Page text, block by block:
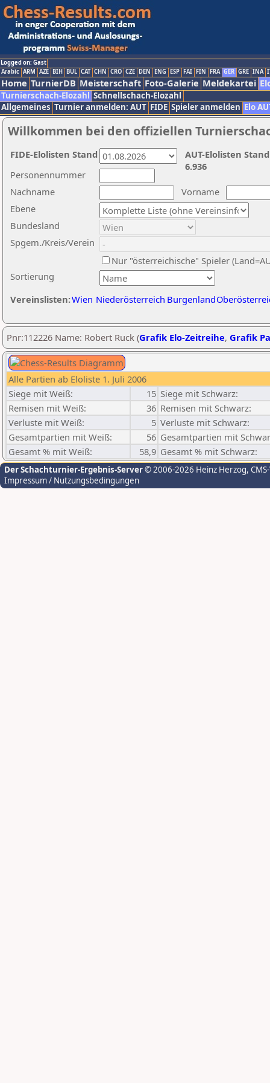
Logged on: Gast
Arabic ARM AZE BIH BUL CAT CHN CRO CZE DEN ENG ESP FAI FIN FRA GER GRE INA
Home TurnierDB Meisterschaft Foto-Galerie Meldekartei
Turnierschach-Elozahl Schnellschach-Elozahl
Allgemeines Turnier anmelden: AUT FIDE Spieler anmelden Elo
Willkommen bei den offiziellen
Nachname
Vorname
Ebene
Sortierung
Personennummer
Bundesland
Spgem./Kreis/Verein
Nur "österreichische" Spieler
Vereinslisten:Wien Niederösterreich Burgenland
AUT-Elolisten
6.936
FIDE-Elolisten Stand
Pnr:112226 Name: Robert Ruck (Grafik Elo-Zeitreihe, Grafik
Alle Partien ab Eloliste 1. Juli 2006
Siege mit Weiß:
15 Siege mit Schwarz:
Remisen mit Weiß:
36 Remisen mit Schwarz:
Verluste mit Weiß:
5 Verluste mit Schwarz:
Gesamtpartien mit Weiß:
56 Gesamtpartien mit
Gesamt % mit Weiß:
58,9 Gesamt % mit Schwarz:
Der Schachturnier-Ergebnis-Server© 2006-2026 Heinz Herzog,
Impressum / Nutzungsbedingungen